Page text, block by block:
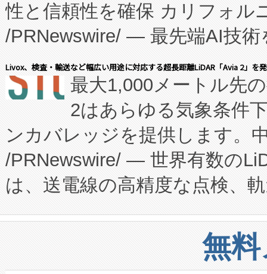
に、患者やサプライチェーン
キー方式で拡張性が高く、持
す。FCCM‑を活用した現地生
患者にとっての費用負担を大
のアクセスを大幅に拡大する
Fully-Connected Continuous
プログラムには、施設設計・
に関する技術移転および知的
構造化トレーニングカリキュ
上げおよび商用化段階におけ
設備整備および立ち上げ調整
性と信頼性を確保 カリフォル
/PRNewswire/ — 最先端AI技術
会社エーアイ・アンド：本社
President原信平）と、エンタ
ードするVoltaiqは、日本にあ
ーエネルギー貯蔵システム（
た。 Voltaiq独自のAI搭載プラ
定、統合、導入、運用に至る
安全性を追跡し、確保する事
増加しているデータセンター
る電力網に大きな負担をかけ
Livox、検査・輸送など幅広い用途に対応する超長距離LiDAR「Avia 2」を
最大1,000メートル先
2はあらゆる気象条件
ンカバレッジを提供します。
/PRNewswire/ — 世界有数の
は、送電線の高精度な点検、
や穀物倉庫におけるバルク材
リューション「Avia 2」を発
したAvia 2は、1,000メート
無